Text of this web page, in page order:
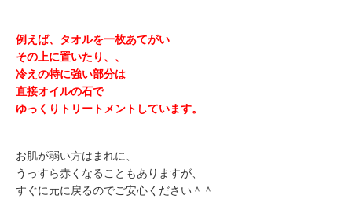
例えば、タオルを一枚あてがい
その上に置いたり、、
冷えの特に強い部分は
直接オイルの石で
ゆっくりトリートメントしています。
お肌が弱い方はまれに、
うっすら赤くなることもありますが、
すぐに元に戻るのでご安心ください＾＾